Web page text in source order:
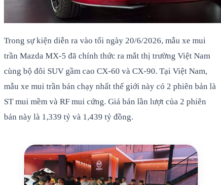
Trong sự kiện diễn ra vào tối ngày 20/6/2026, mẫu xe mui
trần Mazda MX-5 đã chính thức ra mắt thị trường Việt Nam
cùng bộ đôi SUV gầm cao CX-60 và CX-90. Tại Việt Nam,
mẫu xe mui trần bán chạy nhất thế giới này có 2 phiên bản là
ST mui mềm và RF mui cứng. Giá bán lần lượt của 2 phiên
bản này là 1,339 tỷ và 1,439 tỷ đồng.